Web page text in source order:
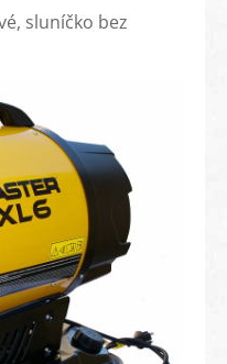
sluníčko bez